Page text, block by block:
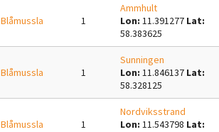
Blåmussla 1
Ammhult
Lon: 11.391277 Lat:
58.383625
Blåmussla 1
Sunningen
Lon: 11.846137 Lat:
58.328125
Blåmussla 1
Nordviksstrand
Lon: 11.543798 Lat: